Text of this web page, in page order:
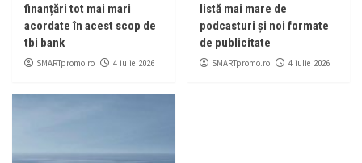
finanțări tot mai mari
acordate în acest scop de
tbi bank
SMARTpromo.ro 4 iulie 2026
listă mai mare de
podcasturi și noi formate
de publicitate
SMARTpromo.ro 4 iulie 2026